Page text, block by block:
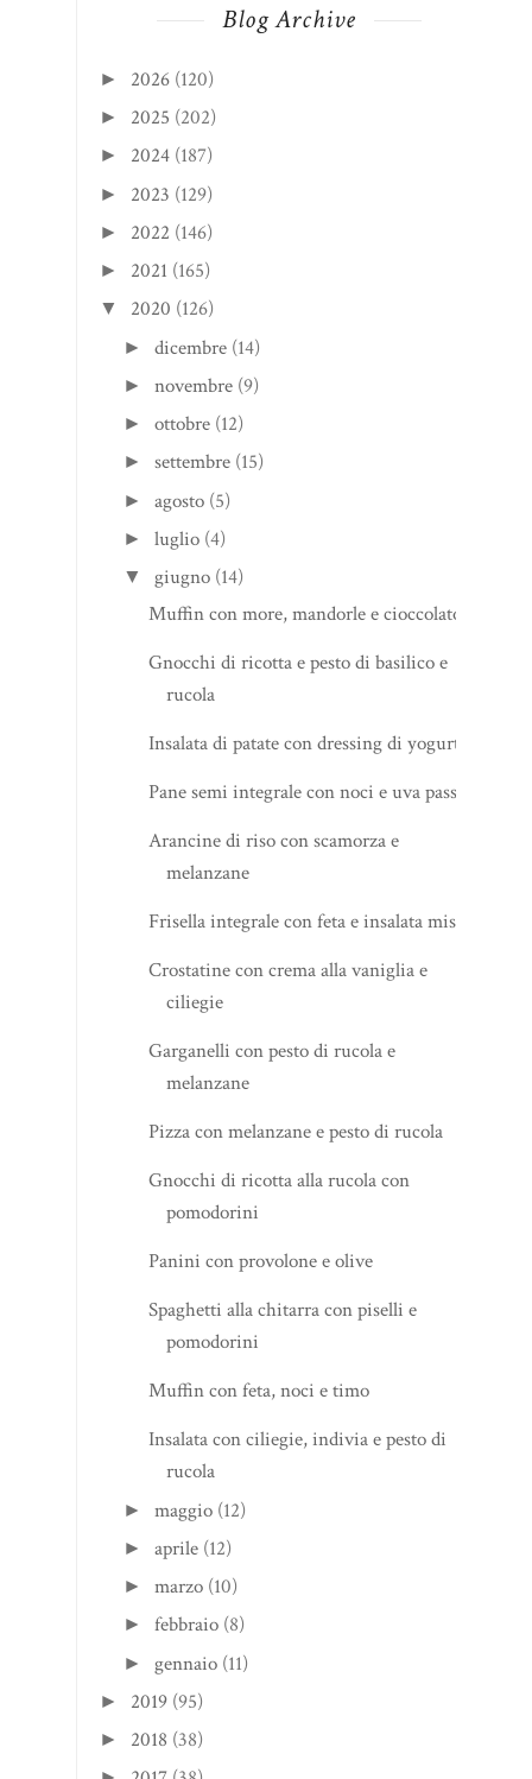
Blog Archive
► 2026 (120)
► 2025 (202)
► 2024 (187)
► 2023 (129)
► 2022 (146)
► 2021 (165)
▼ 2020 (126)
►dicembre (14)
►novembre (9)
►ottobre (12)
►settembre (15)
►agosto (5)
►luglio (4)
▼ giugno (14)
Muffin con more, mandorle e cioccolato
Gnocchi di ricotta e pesto di basilico e
rucola
Insalata di patate con dressing di yogurt
Pane semi integrale con noci e uva passa
Arancine di riso con scamorza e
melanzane
Frisella integrale con feta e insalata mista
Crostatine con crema alla vaniglia e
ciliegie
Garganelli con pesto di rucola e
melanzane
Pizza con melanzane e pesto di rucola
Gnocchi di ricotta alla rucola con
pomodorini
Panini con provolone e olive
Spaghetti alla chitarra con piselli e
pomodorini
Muffin con feta, noci e timo
Insalata con ciliegie, indivia e pesto di
rucola
►maggio (12)
►aprile (12)
►marzo (10)
►febbraio (8)
►gennaio (11)
► 2019 (95)
► 2018 (38)